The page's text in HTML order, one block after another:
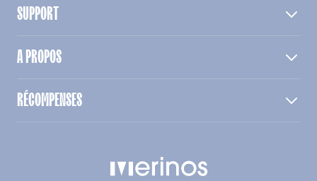
SUPPORT
A PROPOS
RÉCOMPENSES